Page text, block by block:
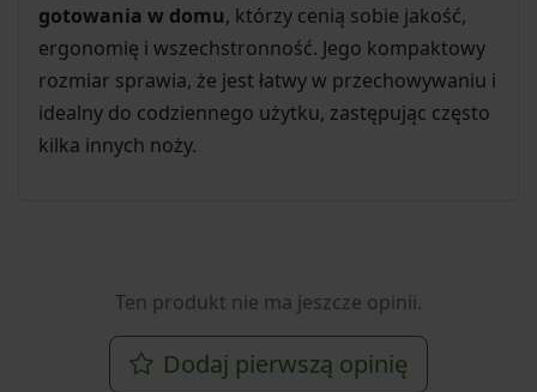
gotowania w domu, którzy cenią sobie jakość,
ergonomię i wszechstronność. Jego kompaktowy
rozmiar sprawia, że jest łatwy w przechowywaniu i
idealny do codziennego użytku, zastępując często
kilka innych noży.
Ten produkt nie ma jeszcze opinii.
Dodaj pierwszą opinię